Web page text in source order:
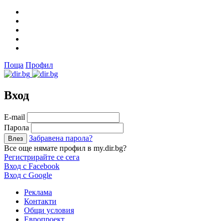
Поща Профил
Вход
Е-mail
Парола
Забравена парола?
Все още нямате профил в my.dir.bg?
Регистрирайте се сега
Вход с Facebook
Вход с Google
Реклама
Контакти
Общи условия